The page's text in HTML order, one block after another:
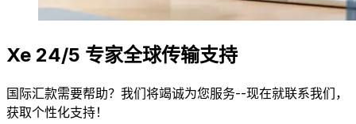
Xe 24/5 专家全球传输支持
国际汇款需要帮助？我们将竭诚为您服务--现在就联系我们，
获取个性化支持！